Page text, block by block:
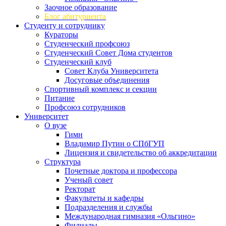
Заочное образование
Блог абитуриента
Студенту и сотруднику
Кураторы
Студенческий профсоюз
Студенческий Совет Дома студентов
Студенческий клуб
Совет Клуба Университета
Досуговые объединения
Спортивный комплекс и секции
Питание
Профсоюз сотрудников
Университет
О вузе
Гимн
Владимир Путин о СПбГУП
Лицензия и свидетельство об аккредитации
Структура
Почетные доктора и профессора
Ученый совет
Ректорат
Факультеты и кафедры
Подразделения и службы
Международная гимназия «Ольгино»